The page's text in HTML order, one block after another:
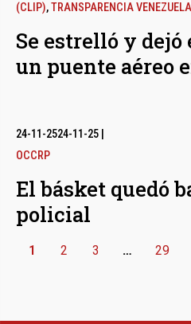
(CLIP),TRANSPARENCIA
Se estrelló y
un puente aéreo
24-11-2524-11-25
OCCRP
El básket quedó
policial
1 2 3 … 29